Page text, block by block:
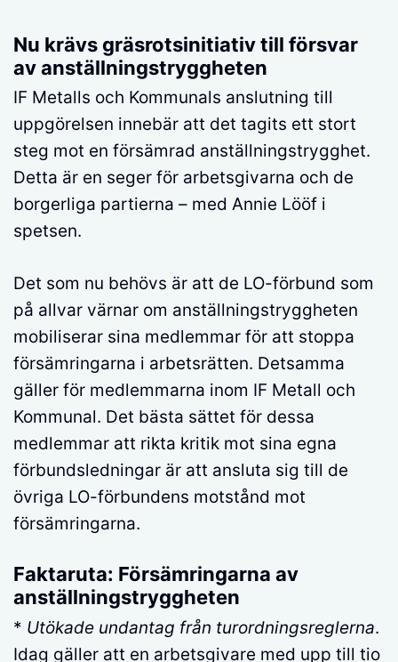
Nu krävs gräsrotsinitiativ till försvar
av anställningstryggheten
IF Metalls och Kommunals anslutning till
uppgörelsen innebär att det tagits ett stort
steg mot en försämrad anställningstrygghet.
Detta är en seger för arbetsgivarna och de
borgerliga partierna – med Annie Lööf i
spetsen.
Det som nu behövs är att de LO-förbund som
på allvar värnar om anställningstryggheten
mobiliserar sina medlemmar för att stoppa
försämringarna i arbetsrätten. Detsamma
gäller för medlemmarna inom IF Metall och
Kommunal. Det bästa sättet för dessa
medlemmar att rikta kritik mot sina egna
förbundsledningar är att ansluta sig till de
övriga LO-förbundens motstånd mot
försämringarna.
Faktaruta: Försämringarna av
anställningstryggheten
* Utökade undantag från turordningsreglerna.
Idag gäller att en arbetsgivare med upp till tio